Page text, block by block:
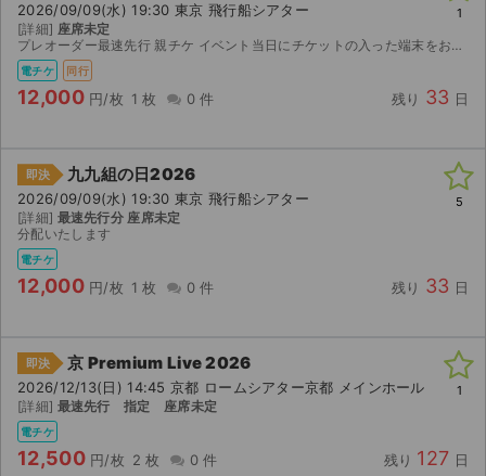
公演登録依頼
不正転売禁止法について
音楽情報
2026/09/09(水) 19:30 東京 飛行船シアター
[詳細] 座席未定
プレオーダー最速先行 親チケ イベント当日にチケットの入った端末をお渡しします
電チケ 同行
12,000 円/枚 1 枚 0 件 残り 33 日
1
即決 九九組の日2026
2026/09/09(水) 19:30 東京 飛行船シアター
[詳細] 最速先行分 座席未定
分配いたします
電チケ
12,000 円/枚 1 枚 0 件 残り 33 日
5
即決 京 Premium Live 2026
2026/12/13(日) 14:45 京都 ロームシアター京都 メインホール
[詳細] 最速先行 指定 座席未定
電チケ
12,500 円/枚 2 枚 0 件 残り 127 日
1